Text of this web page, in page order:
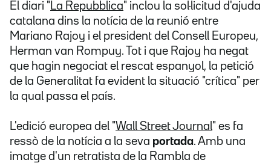
El diari " La Repubblica" inclou la sol·licitud d'ajuda
catalana dins la notícia de la reunió entre
Mariano Rajoy i el president del Consell Europeu,
Herman van Rompuy. Tot i que Rajoy ha negat
que hagin negociat el rescat espanyol, la petició
de la Generalitat fa evident la situació "crítica" per
la qual passa el país.
L'edició europea del "Wall Street Journal" es fa
ressò de la notícia a la seva portada. Amb una
imatge d'un retratista de la Rambla de